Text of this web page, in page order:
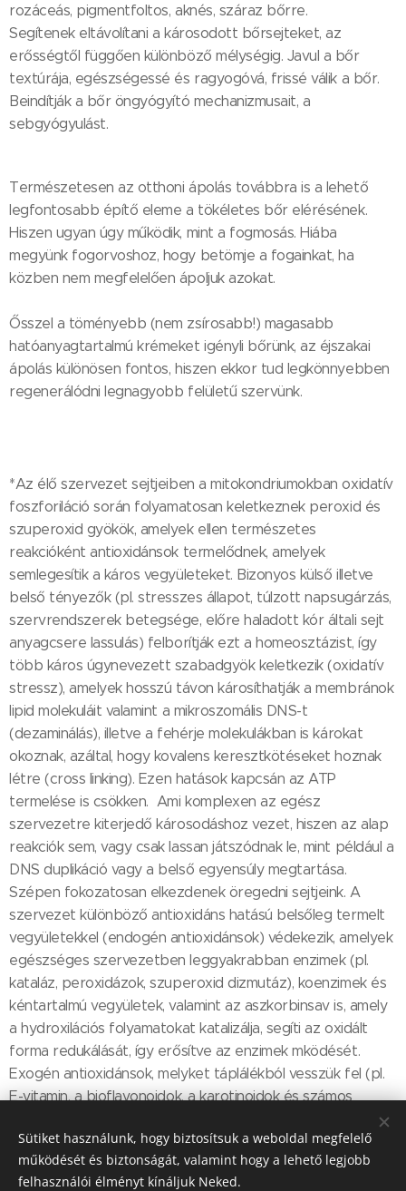
rozáceás, pigmentfoltos, aknés, száraz bőrre.
Segítenek eltávolítani a károsodott bőrsejteket, az
erősségtől függően különböző mélységig. Javul a bőr
textúrája, egészségessé és ragyogóvá, frissé válik a bőr.
Beindítják a bőr öngyógyító mechanizmusait, a
sebgyógyulást.
Természetesen az otthoni ápolás továbbra is a lehető
legfontosabb építő eleme a tökéletes bőr elérésének.
Hiszen ugyan úgy működik, mint a fogmosás. Hiába
megyünk fogorvoshoz, hogy betömje a fogainkat, ha
közben nem megfelelően ápoljuk azokat.
Ősszel a töményebb (nem zsírosabb!) magasabb
hatóanyagtartalmú krémeket igényli bőrünk, az éjszakai
ápolás különösen fontos, hiszen ekkor tud legkönnyebben
regenerálódni legnagyobb felületű szervünk.
*Az élő szervezet sejtjeiben a mitokondriumokban oxidatív
foszforiláció során folyamatosan keletkeznek peroxid és
szuperoxid gyökök, amelyek ellen természetes
reakcióként antioxidánsok termelődnek, amelyek
semlegesítik a káros vegyületeket. Bizonyos külső illetve
belső tényezők (pl. stresszes állapot, túlzott napsugárzás,
szervrendszerek betegsége, előre haladott kór általi sejt
anyagcsere lassulás) felborítják ezt a homeosztázist, így
több káros úgynevezett szabadgyök keletkezik (oxidatív
stressz), amelyek hosszú távon károsíthatják a membránok
lipid molekuláit valamint a mikroszomális DNS-t
(dezaminálás), illetve a fehérje molekulákban is károkat
okoznak, azáltal, hogy kovalens keresztkötéseket hoznak
létre (cross linking). Ezen hatások kapcsán az ATP
termelése is csökken. Ami komplexen az egész
szervezetre kiterjedő károsodáshoz vezet, hiszen az alap
reakciók sem, vagy csak lassan játszódnak le, mint például a
DNS duplikáció vagy a belső egyensúly megtartása.
Szépen fokozatosan elkezdenek öregedni sejtjeink. A
szervezet különböző antioxidáns hatású belsőleg termelt
vegyületekkel (endogén antioxidánsok) védekezik, amelyek
egészséges szervezetben leggyakrabban enzimek (pl.
kataláz, peroxidázok, szuperoxid dizmutáz), koenzimek és
kéntartalmú vegyületek, valamint az aszkorbinsav is, amely
a hydroxilációs folyamatokat katalizálja, segíti az oxidált
forma redukálását, így erősítve az enzimek mködését.
Exogén antioxidánsok, melyket táplálékból vesszük fel (pl.
E-vitamin, a bioflavonoidok, a karotinoidok és számos
Share
Sütiket használunk, hogy biztosítsuk a weboldal megfelelő
működését és biztonságát, valamint hogy a lehető legjobb
felhasználói élményt kínáljuk Neked.